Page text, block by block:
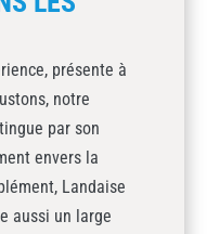
présente à
notre
par son
envers la
Landaise
aussi un large